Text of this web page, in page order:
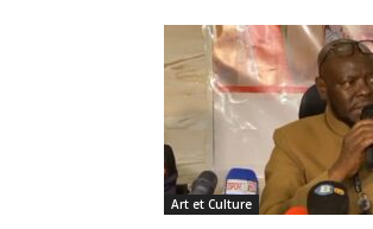
Art et Culture